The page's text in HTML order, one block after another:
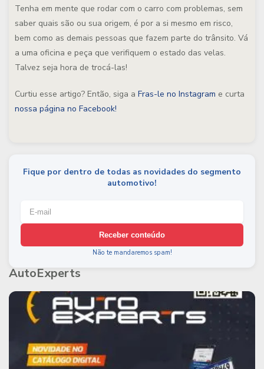
Tenha em mente que rodar com o carro com problemas, sem
saber quais são ou sua origem, é por a si mesmo em risco,
bem como as demais pessoas que fazem parte do trânsito. Vá
a uma oficina e peça que verifiquem o estado das velas.
Talvez seja hora de trocá-las!
Curtiu esse artigo? Então, siga a Fras-le no Instagram e curta
nossa página no Facebook!
Fique por dentro de todas as novidades do segmento
automotivo!
Receber conteúdo
Não te mandaremos spam!
AutoExperts